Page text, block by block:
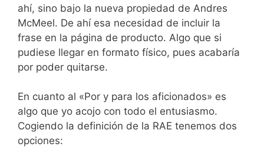
ahí, sino bajo la nueva propiedad de Andres
McMeel. De ahí esa necesidad de incluir la
frase en la página de producto. Algo que si
pudiese llegar en formato físico, pues acabaría
por poder quitarse.
En cuanto al «Por y para los aficionados» es
algo que yo acojo con todo el entusiasmo.
Cogiendo la definición de la RAE tenemos dos
opciones: